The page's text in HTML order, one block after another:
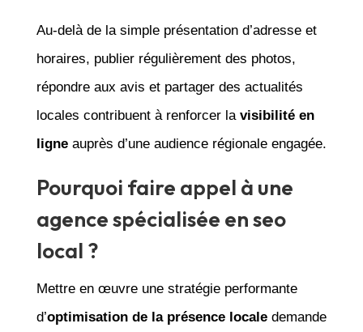
Au-delà de la simple présentation d’adresse et
horaires, publier régulièrement des photos,
répondre aux avis et partager des actualités
locales contribuent à renforcer la visibilité en
ligneauprès d’une audience régionale engagée.
Pourquoi faire appel à une
agence spécialisée en seo
local ?
Mettre en œuvre une stratégie performante
d’optimisation de la présence localedemande